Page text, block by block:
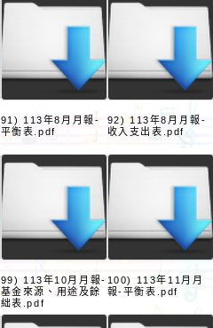
91) 113年8月月報-
平衡表.pdf
92) 113年8月月報-
收入支出表.pdf
99) 113年10月月報-
基金來源、用途及餘
絀表.pdf
100) 113年11月月
報-平衡表.pdf